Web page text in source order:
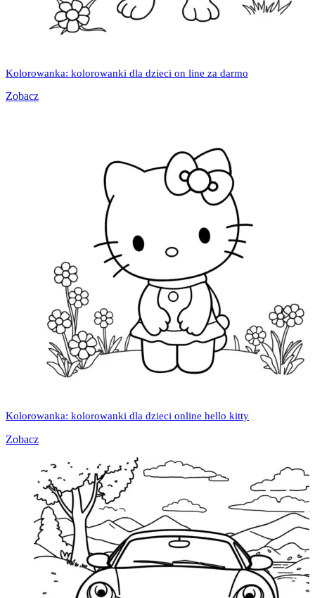
Kolorowanka: kolorowanki dla dzieci on line za darmo
Zobacz
Kolorowanka: kolorowanki dla dzieci online hello kitty
Zobacz